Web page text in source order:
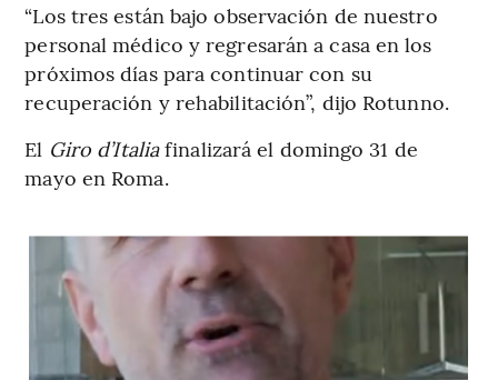
“Los tres están bajo observación de nuestro
personal médico y regresarán a casa en los
próximos días para continuar con su
recuperación y rehabilitación”, dijo Rotunno.
El Giro d’Italiafinalizará el domingo 31 de
mayo en Roma.